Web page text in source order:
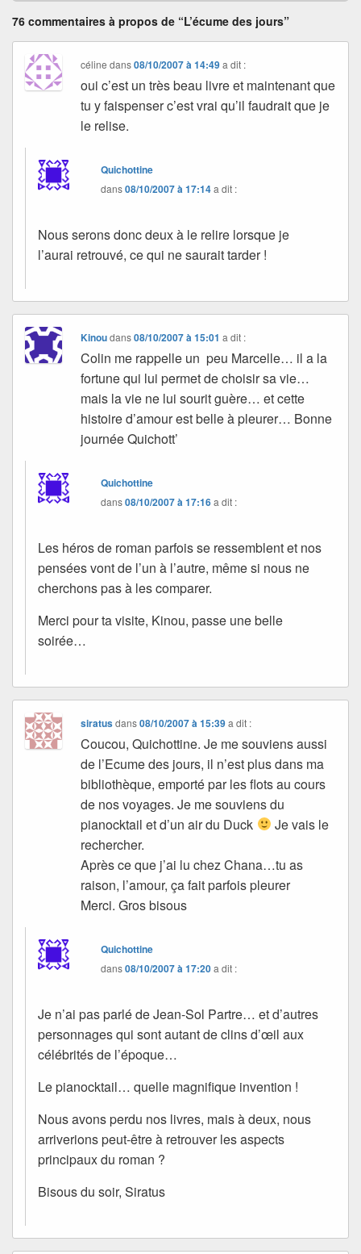
76 commentaires à propos de “L’écume des jours”
céline dans08/10/2007 à 14:49 a dit :
oui c’est un très beau livre et maintenant que
tu y faispenser c’est vrai qu’il faudrait que je
le relise.
Quichottine
dans08/10/2007 à 17:14a dit :
Nous serons donc deux à le relire lorsque je
l’aurai retrouvé, ce qui ne saurait tarder !
Kinoudans08/10/2007 à 15:01 a dit :
Colin me rappelle un peu Marcelle… il a la
fortune qui lui permet de choisir sa vie…
mais la vie ne lui sourit guère… et cette
histoire d’amour est belle à pleurer… Bonne
journée Quichott’
Quichottine
dans08/10/2007 à 17:16a dit :
Les héros de roman parfois se ressemblent et nos
pensées vont de l’un à l’autre, même si nous ne
cherchons pas à les comparer.
Merci pour ta visite, Kinou, passe une belle
soirée…
siratusdans08/10/2007 à 15:39 a dit :
Coucou, Quichottine. Je me souviens aussi
de l’Ecume des jours, il n’est plus dans ma
bibliothèque, emporté par les flots au cours
de nos voyages. Je me souviens du
pianocktail et d’un air du Duck
Je vais le
rechercher.
Après ce que j’ai lu chez Chana…tu as
raison, l’amour, ça fait parfois pleurer
Merci. Gros bisous
Quichottine
dans08/10/2007 à 17:20a dit :
Je n’ai pas parlé de Jean-Sol Partre… et d’autres
personnages qui sont autant de clins d’œil aux
célébrités de l’époque…
Le pianocktail… quelle magnifique invention !
Nous avons perdu nos livres, mais à deux, nous
arriverions peut-être à retrouver les aspects
principaux du roman ?
Bisous du soir, Siratus